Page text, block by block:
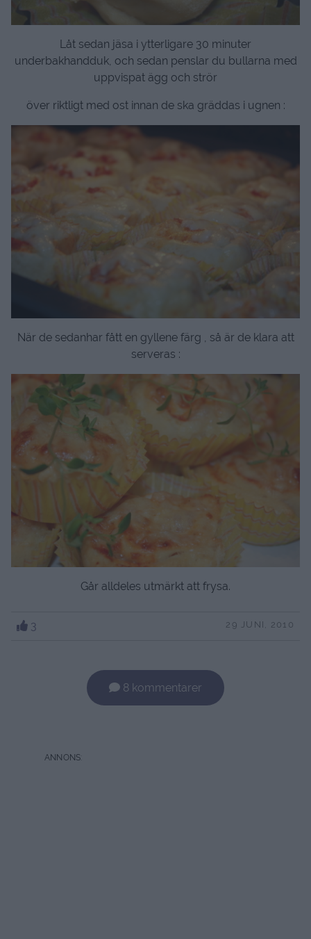
Låt sedan jäsa i ytterligare 30 minuter
underbakhandduk, och sedan penslar du bullarna med
uppvispat ägg och strör
över riktligt med ost innan de ska gräddas i ugnen :
När de sedanhar fått en gyllene färg , så är de klara att
serveras :
Går alldeles utmärkt att frysa.
3 29 JUNI, 2010
8 kommentarer